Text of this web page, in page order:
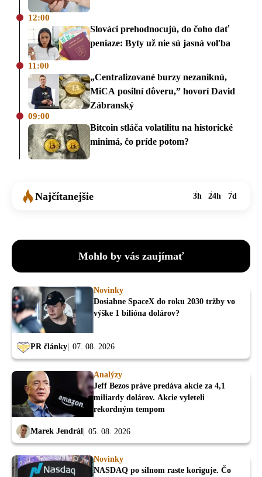
12:00
Slováci prehodnocujú, do čoho dať
peniaze: Byty už nie sú jasná voľba
11:00
„Centralizované burzy nezaniknú,
MiCA posilní dôveru,” hovorí David
Zábranský
09:00
Bitcoin stláča volatilitu na historické
minimá, čo príde potom?
Najčítanejšie 3h 24h 7d
Mohlo by vás zaujímať
Novinky
Dosiahne SpaceX do roku 2030 tržby vo
výške 1 bilióna dolárov?
PR články 07. 08. 2026
Analýzy
Jeff Bezos práve predáva akcie za 4,1
miliardy dolárov. Akcie vyleteli
rekordným tempom
Marek Jendrál 05. 08. 2026
Novinky
NASDAQ po silnom raste koriguje. Čo